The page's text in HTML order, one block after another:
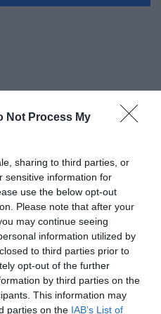
Not Process My
sharing to third parties, or
sensitive information for
use the below opt-out
Please note that after your
may continue seeing
information utilized by
to third parties prior to
opt-out of the further
by third parties on the
This information may
parties on the IAB’s List of